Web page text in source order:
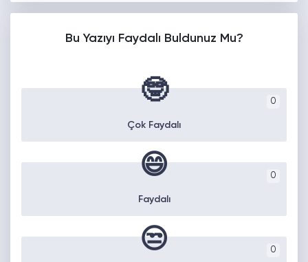
Bu Yazıyı Faydalı Buldunuz Mu?
0
🤓
Çok Faydalı
0
😄
Faydalı
0
😒